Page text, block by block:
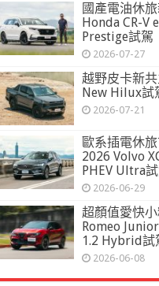
國產電油休
Honda CR-V
Prestige試駕
2026-07-27
越野皮卡新
New Hilux試
2026-07-21
歐系插電休
2026 Volvo
PHEV Ultra
2026-06-29
超顏值愛快
Romeo
1.2 Hybrid試
2026-06-08